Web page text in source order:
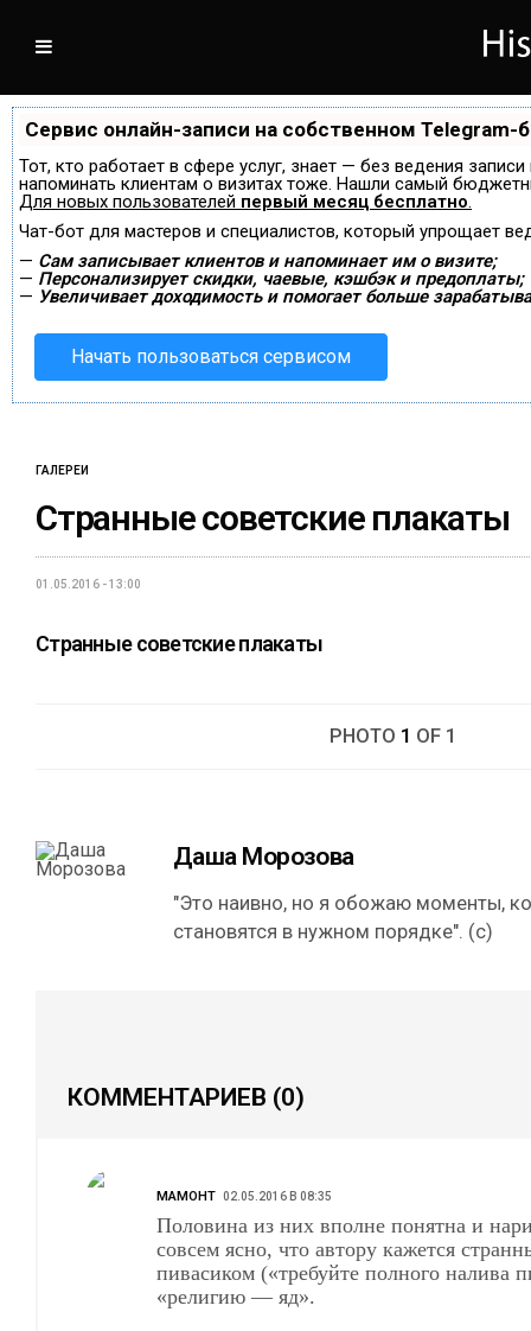
Сервис онлайн-записи на собственном Telegram-
Тот, кто работает в сфере услуг, знает — без ведения
напоминать клиентам о визитах тоже. Нашли самый
Для новых пользователей первый месяц бесплатно.
Чат-бот для мастеров и специалистов, который упрощает
— Сам записывает клиентов и напоминает им о визите;
— Персонализирует скидки, чаевые, кэшбэк и предоплаты;
— Увеличивает доходимость и помогает больше
Начать пользоваться сервисом
ГАЛЕРЕИ
Странные советские плакаты
01.05.2016 - 13:00
Странные советские плакаты
PHOTO 1 OF 1
Даша Морозова
"Это наивно, но я обожаю моменты,
становятся в нужном порядке". (с)
КОММЕНТАРИЕВ (0)
МАМОНТ 02.05.2016 В 08:35
Половина из них вполне понятна и
совсем ясно, что автору кажется
пивасиком («требуйте полного налива
«религию — яд».